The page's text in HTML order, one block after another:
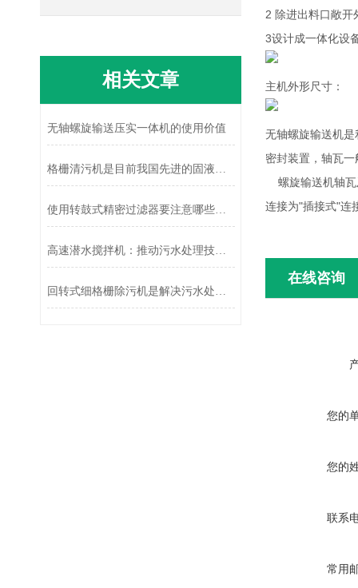
2 除进出料口敞开
3设计成一体化设
主机外形尺寸：
无轴螺旋输送机
密封装置，轴瓦
螺旋输送机轴瓦
连接为"插接式"连
在线咨询
您的
您的
联系
常用
相关文章
无轴螺旋输送压实一体机的使用价值
格栅清污机是目前我国先进的固液筛分设备之一
使用转鼓式精密过滤器要注意哪些点呢？
高速潜水搅拌机：推动污水处理技术革新
回转式细格栅除污机是解决污水处理难题的有效工具